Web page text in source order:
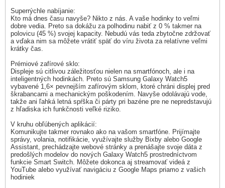
Superrýchle nabíjanie:
Kto má dnes času navyše? Nikto z nás. A vaše hodinky to veľmi
dobre vedia. Preto sa dokážu za polhodinu nabiť z 0 % takmer na
polovicu (45 %) svojej kapacity. Nebudú vás teda zbytočne zdržovať
a vďaka nim sa môžete vrátiť späť do víru života za relatívne veľmi
krátky čas.
Prémiové zafírové sklo:
Displeje sú citlivou záležitosťou nielen na smartfónoch, ale i na
inteligentných hodinkách. Preto sú Samsung Galaxy Watch5
vybavené 1,6× pevnejším zafírovým sklom, ktoré chráni displej pred
škrabancami a mechanickým poškodením. Navyše odolávajú vode,
takže ani ľahká letná spŕška či párty pri bazéne pre ne nepredstavujú
z hľadiska ich funkčnosti veľké riziko.
V kruhu obľúbených aplikácií:
Komunikujte takmer rovnako ako na vašom smartfóne. Prijímajte
správy, volania, notifikácie, využívajte služby Bixby alebo Google
Assistant, prechádzajte webové stránky a prenášajte svoje dáta z
predošlých modelov do nových Galaxy Watch5 prostredníctvom
funkcie Smart Switch. Môžete dokonca aj streamovať videá z
YouTube alebo využívať navigáciu z Google Maps priamo z vašich
hodiniek